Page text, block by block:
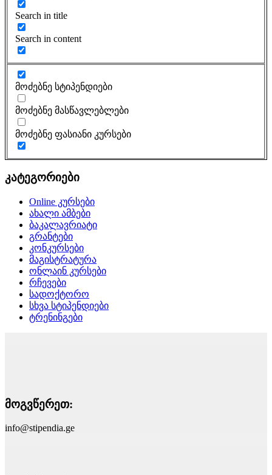
Search in title
Search in content
მოძებნე სტიპენდიები
მოძებნე მასწავლებლები
მოძებნე ფასიანი კურსები
კატეგორიები
Online კურსები
ახალი ამბები
ბაკალავრიატი
გრანტები
კონკურსები
მაგისტრატურა
ონლაინ კურსები
რჩევები
სადოქტორო
სხვა სტიპენდიები
ტრენინგები
მოგვწერეთ:
info@stipendia.ge